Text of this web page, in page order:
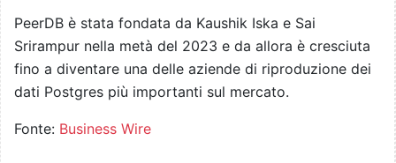
PeerDB è stata fondata da Kaushik Iska e Sai
Srirampur nella metà del 2023 e da allora è cresciuta
fino a diventare una delle aziende di riproduzione dei
dati Postgres più importanti sul mercato.
Fonte: Business Wire